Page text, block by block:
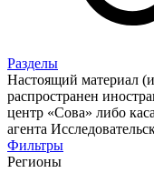
Разделы
Настоящий материал
распространен
центр «Сова» либо
агента
Фильтры
Регионы